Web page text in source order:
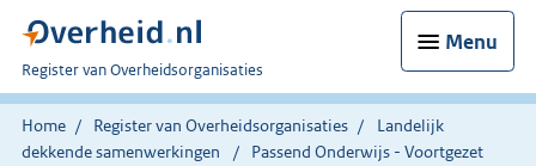
Menu
U
bent
nu
hier:
Register van Overheidsorganisaties
Home Register van Overheidsorganisaties
Landelijk
dekkende samenwerkingen
Passend Onderwijs - Voortgezet